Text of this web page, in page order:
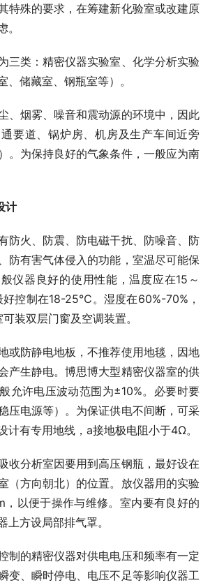
特殊的要求，在筹建新化验室或改建原
三类：精密仪器实验室、化学分析实验
、储藏室、钢瓶室等）。
、烟雾、噪音和震动源的环境中，因此
要道、锅炉房、机房及生产车间近旁
。为保持良好的气象条件，一般应为南
计
防火、防震、防电磁干扰、防噪音、防
防有害气体侵入的功能，室温尽可能保
仪器良好的使用性能，温度应在15～
控制在18-25℃。湿度在60%-70%，
装双层门窗及空调装置。
或防静电地板，不推荐使用地毯，因地
产生静电。博思博大型精密仪器室的供
允许电压波动范围为±10%。必要时要
压电源等）。为保证供电不间断，可采
计有专用地线，a接地极电阻小于4Ω。
收分析室因要用到高压钢瓶，最好设在
（方向朝北）的位置。放仪器用的实验
以便于操作与维修。室内要有良好的
上方设局部排气罩。
制的精密仪器对供电电压和频率有一定
变、瞬时停电、电压不足等影响仪器工